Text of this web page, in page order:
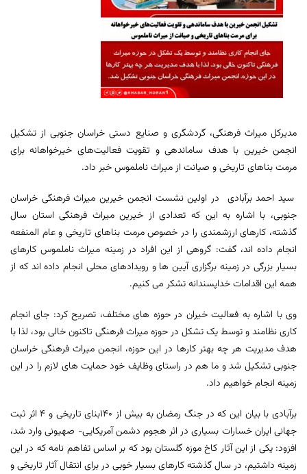
مدیرکل میراث فرهنگی، گردشگری و صنایع دستی خراسان جنوبی از تشکیل
انجمن خیرین با هدف ساماندهی و تقویت فعالیت‌های خیرخواهانه برای
مرمت بناهای تاریخی و صیانت از میراث ناملموس خبر داد.
سید احمد برآبادی در اولین نشست انجمن خیرین میراث فرهنگی خراسان
جنوبی، با اشاره به این که تعدادی از خیرین میراث فرهنگی استان سال
گذشته، کارهای ارزشمندی را در خصوص مرمت بناهای تاریخی و عام المنفعه
انجام داده اند، گفت: گروهی از این افراد در زمینه میراث ناملموس کارهای
بسیار بزرگی در زمینه برگزاری آیین ها و رویدادهای محلی انجام داده اند که از
همه این اقدامات خداپسندانه تشکر می کنیم.
وی با اشاره به فعالیت خیران در حوزه های مختلف، تصریح کرد: جای انجام
کاری نظامند و توسط یک تشکل در حوزه میراث فرهنگی تاکنون خالی بود، لذا با
هدف مدیریت هر چه بهتر کارها در این حوزه، انجمن میراث فرهنگی خراسان
جنوبی تشکیل شد و ما هم در راستای وظایف خود حمایت های لازم را در این
زمینه انجام خواهیم داد.
برآبادی با بیان این که در جنگ رمضان به بیش از ۱۴۰بنای تاریخی و ۴ اثر ثبت
جهانی ایران خسارات بسیاری در اثر هجوم دشمن آمریکایی- صهیونی وارد شد،
افزود: یکی از این آثار کاخ موزه گلستان بود که بر اساس تفاهم نامه که در این
زمینه داشتیم، در سال گذشته کارهای بسیار خوبی در برای انتقال آثار تاریخی و